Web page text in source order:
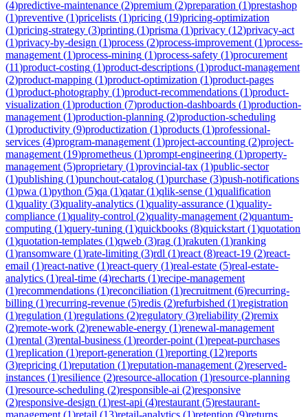
(4)predictive-maintenance (2)premium (2)preparation (1)prestashop
(1)preventive (1)pricelists (1)pricing (19)pricing-optimization
(1)pricing-strategy (3)printing (1)prisma (1)privacy (12)privacy-act
(1)privacy-by-design (1)process (2)process-improvement (1)process-
management (1)process-mining (1)process-safety (1)procurement
(11)product-costing (1)product-descriptions (1)product-management
(2)product-mapping (1)product-optimization (1)product-pages
(1)product-photography (1)product-recommendations (1)product-
visualization (1)production (7)production-dashboards (1)production-
management (1)production-planning (2)production-scheduling
(1)productivity (9)productization (1)products (1)professional-
services (4)program-management (1)project-accounting (2)project-
management (19)prometheus (1)prompt-engineering (1)property-
management (5)proprietary (1)provincial-tax (1)public-sector
(1)publishing (1)punchout-catalog (1)purchase (3)push-notifications
(1)pwa (1)python (5)qa (1)qatar(1)qlik-sense (1)qualification
(1)quality (3)quality-analytics (1)quality-assurance (1)quality-
compliance (1)quality-control (2)quality-management (2)quantum-
computing (1)query-tuning (1)quickbooks (8)quickstart (1)quotation
(1)quotation-templates (1)qweb (3)rag (1)rakuten (1)ranking
(1)ransomware (1)rate-limiting (3)rdl (1)react (8)react-19 (2)react-
email (1)react-native (1)react-query (1)real-estate (5)real-estate-
analytics (1)real-time (4)recharts (1)recipe-management
(1)recommendations (1)reconciliation (1)recruitment (6)recurring-
billing (1)recurring-revenue (5)redis (2)refurbished (1)registration
(1)regulation (1)regulations (2)regulatory (3)reliability (2)remix
(2)remote-work (2)renewable-energy (1)renewal-management
(1)rental (3)rental-business (1)reorder-point (1)repeat-purchases
(1)replication (1)report-generation (1)reporting (12)reports
(3)repricing (1)reputation (1)reputation-management (2)reserved-
instances (1)resilience (2)resource-allocation (1)resource-planning
(1)resource-scheduling (2)responsible-ai (2)responsive
(2)responsive-design (1)rest-api (4)restaurant (5)restaurant-
management (1)retail (13)retail-analytics (1)retention (9)returns